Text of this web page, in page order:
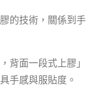
的技術，關係到手
背面一段式上膠」
手感與服貼度。